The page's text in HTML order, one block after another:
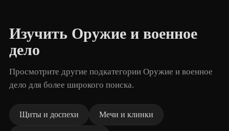
Изучить Оружие и военное
дело
Просмотрите другие подкатегории Оружие и военное
дело для более широкого поиска.
Щиты и доспехи Мечи и клинки